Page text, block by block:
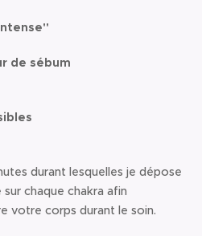
de sébum
sensibles
durant lesquelles je dépose
chaque chakra afin
votre corps durant le soin.